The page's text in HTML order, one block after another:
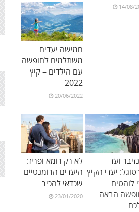
14/08/
חמישה יעדים
משתלמים לחופשה
עם הילדים – קיץ
2022
20/06/2022
ועד
יעדי הקיץ
לוהטים
הבאה
לא רק רומא ופריז:
היעדים הרומנטיים
שכדאי להכיר
23/01/2020